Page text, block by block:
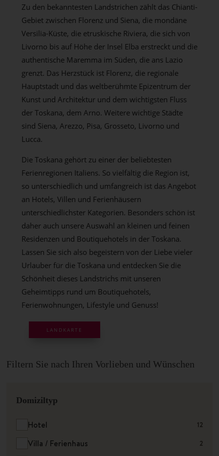
Zu den bekanntesten Landstrichen zählt das Chianti-
Gebiet zwischen Florenz und Siena, die mondäne
Versilia-Küste, die etruskische Riviera, die sich von
Livorno bis auf Höhe der Insel Elba erstreckt und die
authentische Maremma im Süden, die ans Lazio
grenzt. Das Herzstück ist Florenz, die regionale
Hauptstadt und das weltberühmte Epizentrum der
Kunst und Architektur und dem wichtigsten Fluss
der Toskana, dem Arno. Weitere wichtige Städte
sind Siena, Arezzo, Pisa, Grosseto, Livorno und
Lucca.
Die Toskana gehört zu einer der beliebtesten
Ferienregionen Italiens. So vielfältig die Region ist,
so unterschiedlich und umfangreich ist das Angebot
an Hotels, Villen und Ferienhäusern
unterschiedlichster Kategorien. Besonders schön ist
daher auch unsere Auswahl an kleinen und feinen
Residenzen und Boutiquehotels in der Toskana.
Lassen Sie sich also begeistern von der Liebe vieler
Urlauber für die Toskana und entdecken Sie die
Schönheit dieses Landstrichs mit unseren
Geheimtipps rund um Boutiquehotels,
Ferienwohnungen, Lifestyle und Genuss!
LANDKARTE
Filtern Sie nach Ihren Vorlieben und Wünschen
Domiziltyp
Hotel 12
Villa / Ferienhaus 2